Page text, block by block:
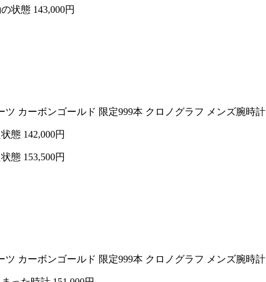
状態 143,000円
カーボンゴールド 限定999本 クロノグラフ メンズ腕時計
態 142,000円
態 153,500円
カーボンゴールド 限定999本 クロノグラフ メンズ腕時計